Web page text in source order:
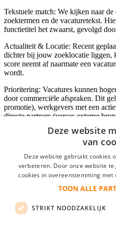
Tekstuele match: We kijken naar
zoektermen en de vacaturetekst.
functietitel het zwaarst, gevolgd
Actualiteit & Locatie: Recent
dichter bij jouw zoeklocatie liggen,
score neemt af naarmate een
wordt.
Prioritering: Vacatures kunnen
door commerciële afspraken. Dit
promotie), werkgevers met een
directe partners (versus externe
Inloggen als bedrijf
*
login gegevens onthouden
Deze website
van
Deze website gebruikt cookies
verbeteren. Door onze website
cookies in overeenstemming met
TOON ALLE
STRIKT NOODZAKELIJK